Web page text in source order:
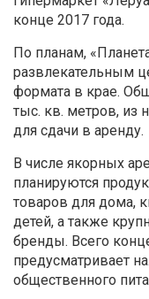
конце 2017 года.
По планам,
развлекательным
формата в крае.
тыс. кв. метров, из
для сдачи в аренду.
В числе якорных
планируются
товаров для дома,
детей, а также
бренды. Всего
предусматривает
общественного